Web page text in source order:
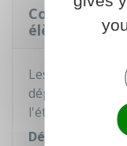
Comment
élèves à
Les élèves
déplacements
l'établissement.
Déplacements